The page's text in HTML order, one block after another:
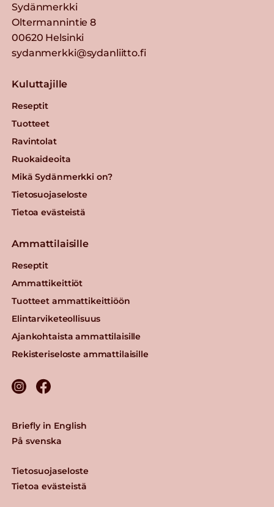
Sydänmerkki
Oltermannintie 8
00620 Helsinki
sydanmerkki@sydanliitto.fi
Kuluttajille
Reseptit
Tuotteet
Ravintolat
Ruokaideoita
Mikä Sydänmerkki on?
Tietosuojaseloste
Tietoa evästeistä
Ammattilaisille
Reseptit
Ammattikeittiöt
Tuotteet ammattikeittiöön
Elintarviketeollisuus
Ajankohtaista ammattilaisille
Rekisteriseloste ammattilaisille
Tietosuojaseloste
Tietoa evästeistä
Briefly in English
På svenska